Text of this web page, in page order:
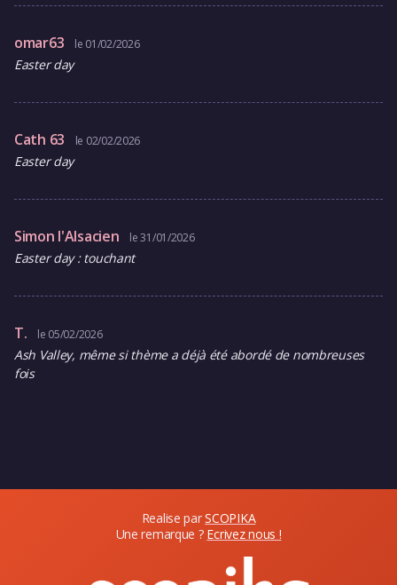
omar63 le 01/02/2026
Easter day
Cath 63 le 02/02/2026
Easter day
Simon l'Alsacien le 31/01/2026
Easter day : touchant
T. le 05/02/2026
Ash Valley, même si thème a déjà été abordé de nombreuses
fois
Realise parSCOPIKA
Une remarque ? Ecrivez nous !